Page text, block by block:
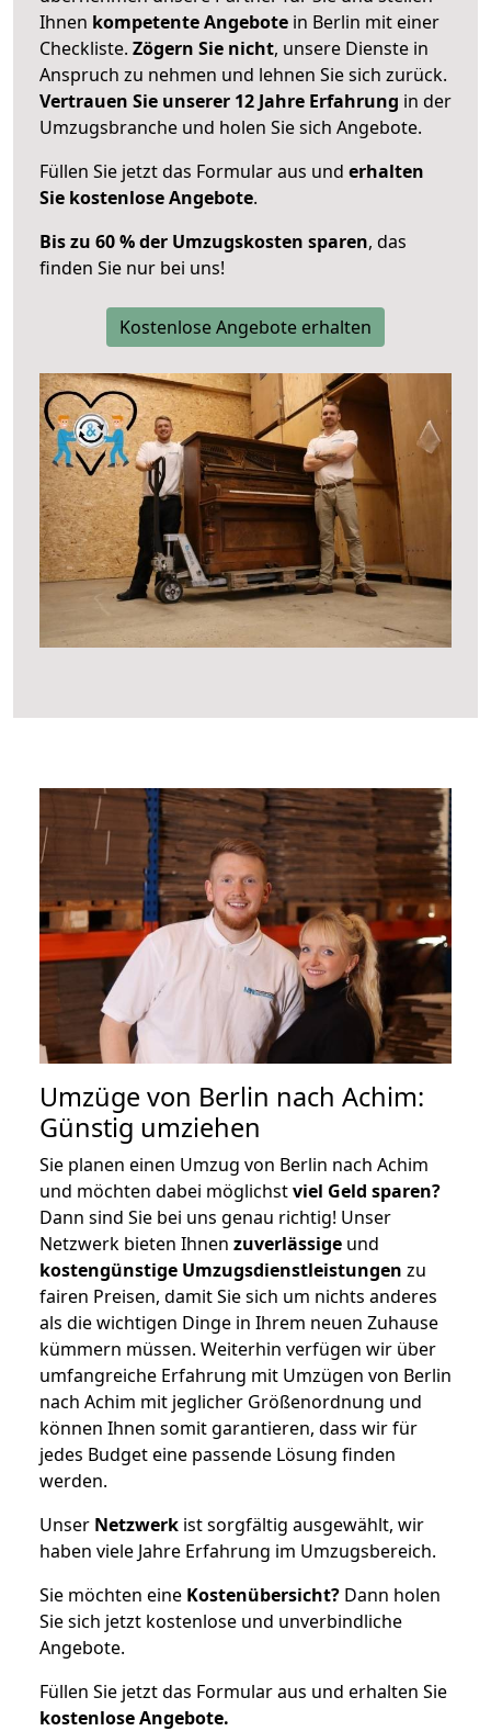
Ihnen kompetente Angebote in Berlin mit einer
Checkliste. Zögern Sie nicht, unsere Dienste in
Anspruch zu nehmen und lehnen Sie sich zurück.
Vertrauen Sie unserer 12 Jahre Erfahrung in der
Umzugsbranche und holen Sie sich Angebote.
Füllen Sie jetzt das Formular aus und erhalten
Sie kostenlose Angebote.
Bis zu 60 % der Umzugskosten sparen, das
finden Sie nur bei uns!
Kostenlose Angebote erhalten
Umzüge von Berlin nach Achim:
Günstig umziehen
Sie planen einen Umzug von Berlin nach Achim
und möchten dabei möglichstviel Geld sparen?
Dann sind Sie bei uns genau richtig! Unser
Netzwerk bieten Ihnen zuverlässige und
kostengünstige Umzugsdienstleistungen zu
fairen Preisen, damit Sie sich um nichts anderes
als die wichtigen Dinge in Ihrem neuen Zuhause
kümmern müssen. Weiterhin verfügen wir über
umfangreiche Erfahrung mit Umzügen von Berlin
nach Achim mit jeglicher Größenordnung und
können Ihnen somit garantieren, dass wir für
jedes Budget eine passende Lösung finden
werden.
Unser Netzwerk ist sorgfältig ausgewählt, wir
haben viele Jahre Erfahrung im Umzugsbereich.
Sie möchten eine Kostenübersicht? Dann holen
Sie sich jetzt kostenlose und unverbindliche
Angebote.
Füllen Sie jetzt das Formular aus und erhalten Sie
kostenloseAngebote.